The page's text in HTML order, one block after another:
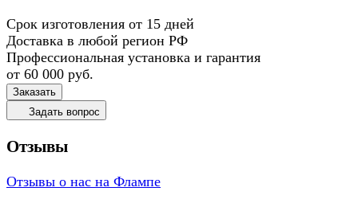
Срок изготовления от 15 дней
Доставка в любой регион РФ
Профессиональная установка и гарантия
от 60 000 руб.
Заказать
Задать вопрос
Отзывы
Отзывы о нас на Флампе